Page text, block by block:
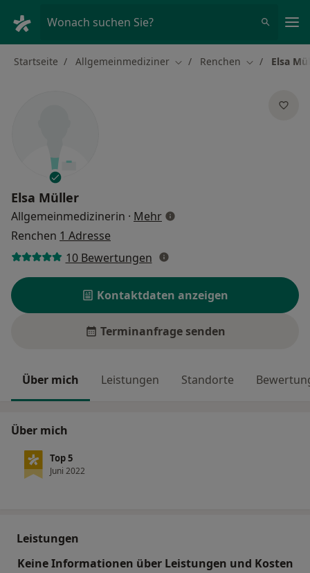
Wonach suchen Sie?
Startseite Allgemeinmediziner Stadt ändern
Renchen Stadt ändern
Elsa
Elsa Müller
Allgemeinmedizinerin · Mehrüber Spezialisierungen
Renchen 1 Adresse
10 Bewertungen
Kontaktdaten anzeigen
Terminanfrage senden
Über mich Leistungen Standorte
Über mich
Top 5
Juni 2022
Leistungen
Keine Informationen über Leistungen und Kosten